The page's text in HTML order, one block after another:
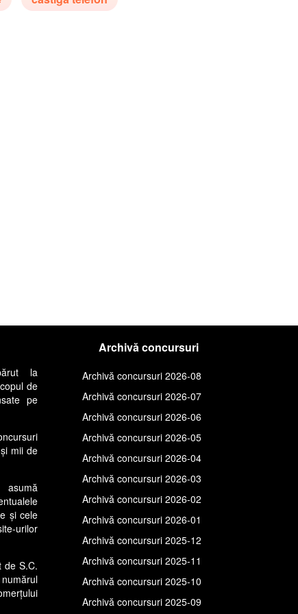
la
de
pe
mii de
și cele
urilor
de S.C.
Archivă concursuri
Archivă concursuri 2026-08
Archivă concursuri 2026-07
Archivă concursuri 2026-06
Archivă concursuri 2026-05
Archivă concursuri 2026-04
Archivă concursuri 2026-03
Archivă concursuri 2026-02
Archivă concursuri 2026-01
Archivă concursuri 2025-12
Archivă concursuri 2025-11
Archivă concursuri 2025-10
Archivă concursuri 2025-09